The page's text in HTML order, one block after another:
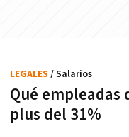
Qué empleadas
plus del 31%
LEGALES / Salarios